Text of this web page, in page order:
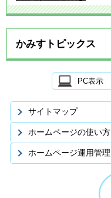
かみすトピックス
PC表示
サイトマップ
ホームページの使い方
ホームページ運用管理